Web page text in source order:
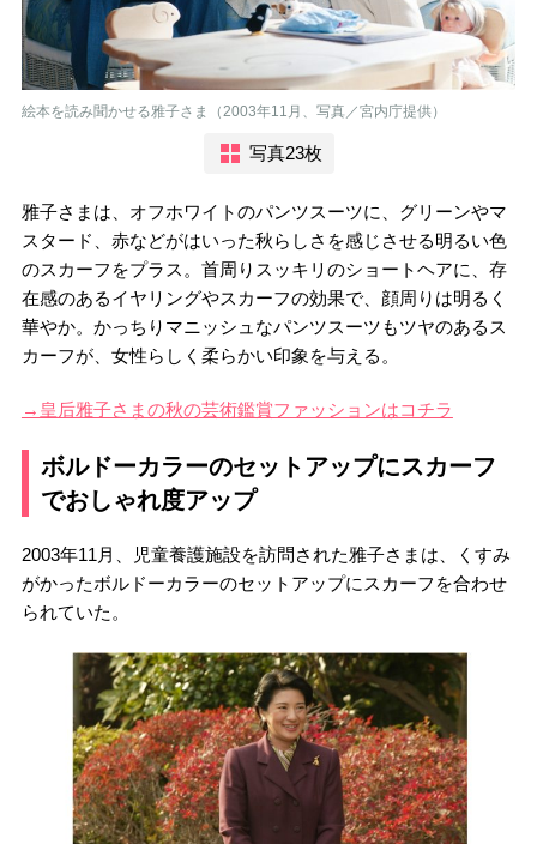
絵本を読み聞かせる雅子さま（2003年11月、写真／宮内庁提供）
写真23枚
雅子さまは、オフホワイトのパンツスーツに、グリーンやマ
スタード、赤などがはいった秋らしさを感じさせる明るい色
のスカーフをプラス。首周りスッキリのショートヘアに、存
在感のあるイヤリングやスカーフの効果で、顔周りは明るく
華やか。かっちりマニッシュなパンツスーツもツヤのあるス
カーフが、女性らしく柔らかい印象を与える。
→皇后雅子さまの秋の芸術鑑賞ファッションはコチラ
ボルドーカラーのセットアップにスカーフ
でおしゃれ度アップ
2003年11月、児童養護施設を訪問された雅子さまは、くすみ
がかったボルドーカラーのセットアップにスカーフを合わせ
られていた。